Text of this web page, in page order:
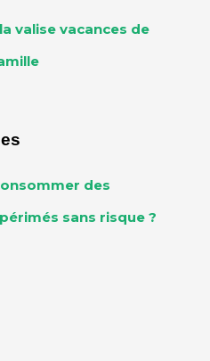
valise vacances de
des
sans risque ?